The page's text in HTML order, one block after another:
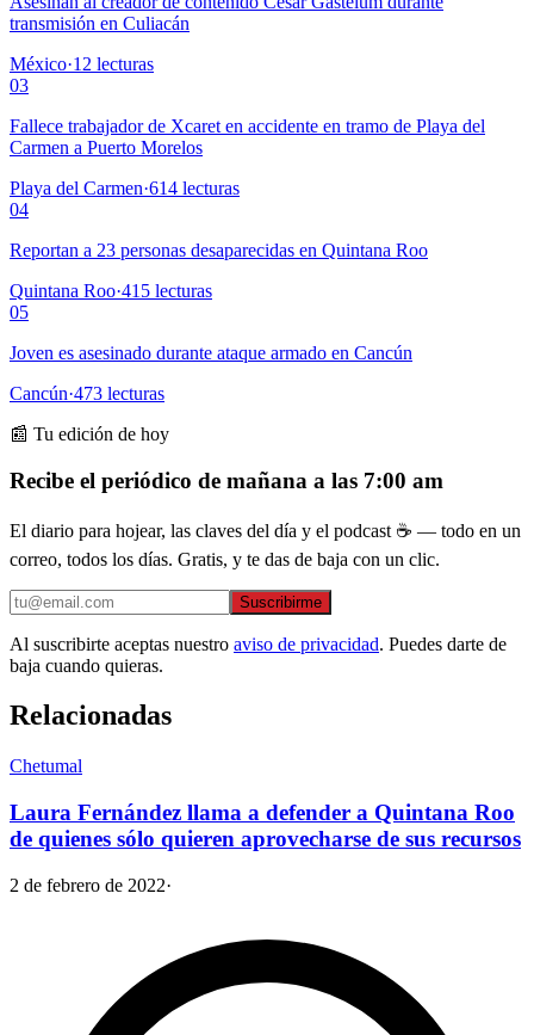
transmisión en Culiacán
México·12 lecturas
03
Fallece trabajador de Xcaret en accidente en tramo de Playa del
Carmen a Puerto Morelos
Playa del Carmen·614 lecturas
04
Reportan a 23 personas desaparecidas en Quintana Roo
Quintana Roo·415 lecturas
05
Joven es asesinado durante ataque armado en Cancún
Cancún·473 lecturas
📰 Tu edición de hoy
Recibe el periódico de mañana a las 7:00 am
El diario para hojear, las claves del día y el podcast ☕ — todo en un
correo, todos los días. Gratis, y te das de baja con un clic.
Suscribirme
Al suscribirte aceptas nuestro aviso de privacidad. Puedes darte de
baja cuando quieras.
Relacionadas
Chetumal
Laura Fernández llama a defender a Quintana Roo
de quienes sólo quieren aprovecharse de sus recursos
2 de febrero de 2022·